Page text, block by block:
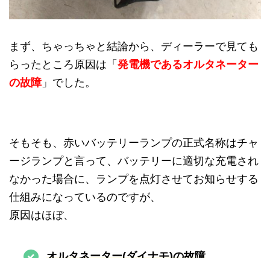
まず、ちゃっちゃと結論から、ディーラーで見ても
らったところ原因は「 発電機であるオルタネーター
の故障」でした。
そもそも、赤いバッテリーランプの正式名称はチャ
ージランプと言って、バッテリーに適切な充電され
なかった場合に、ランプを点灯させてお知らせする
仕組みになっているのですが、
原因はほぼ、